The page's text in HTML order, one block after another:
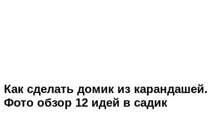
Как сделать домик из карандашей.
Фото обзор 12 идей в садик